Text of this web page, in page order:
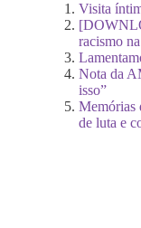
Visita
racismo
Nota da
isso”
Memórias
de luta e